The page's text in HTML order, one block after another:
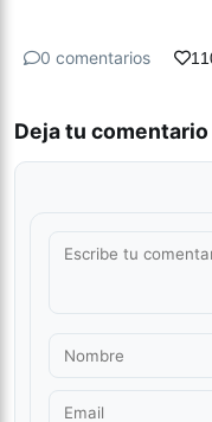
0 comentarios
Deja tu comentario